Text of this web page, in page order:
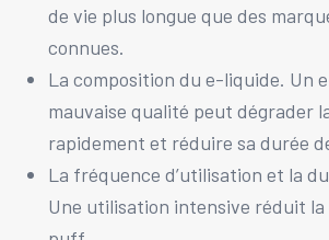
de vie plus longue que des
connues.
La composition du e-liquide. Un
mauvaise qualité peut dégrader
rapidement et réduire sa durée
La fréquence d’utilisation et la
Une utilisation intensive réduit la